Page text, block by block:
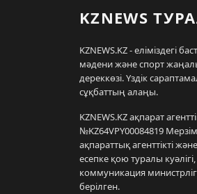
KZNEWS
KZNEWS.KZ - еліміздегі
мәдени және спорт
дереккөзі. Үздік
сұқбаттың алаңы.
KZNEWS.KZ ақпарат
№KZ64VPY00084819
ақпараттық агенттікті
есепке қою туралы
коммуникация
берілген.